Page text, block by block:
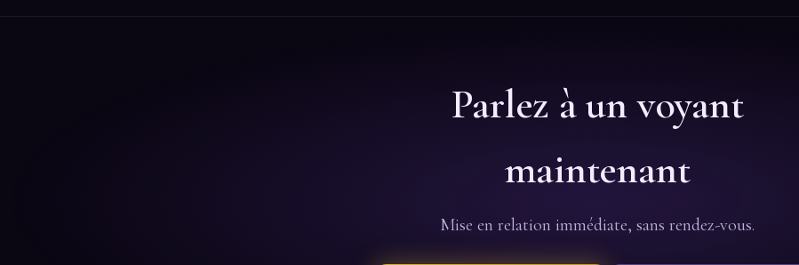
Parlez à un voyant
maintenant
Mise en relation immédiate, sans rendez-vous.